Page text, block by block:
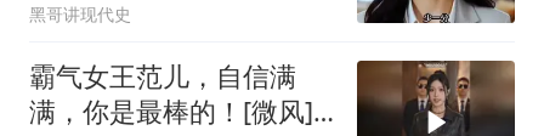
黑哥讲现代史
霸气女王范儿，自信满
满，你是最棒的！[微风]